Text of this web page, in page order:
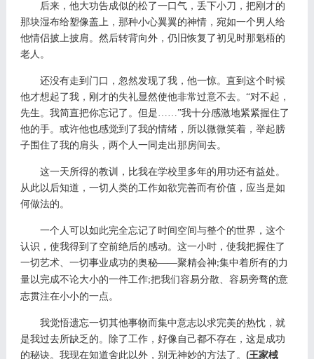
后来，他大功告成似的松了一口气，丢下小刀，把刚才的
那块湿布给塑像盖上，那种小心翼翼的神情，宛如一个男人给
他情侣披上披肩。然后转背向外，仍旧恢复了初见时那魁梧的
老人。
还没有走到门口，忽然发现了我，他一惊。直到这个时候
他才想起了我，刚才的失礼显然使他非常过意不去。 “对不起，
先生。我简直把你忘记了。但是……”我十分感激地紧紧握住了
他的手。或许他也感觉到了我的情绪，所以微微笑着，举起膀
子围住了我的肩头，两个人一同走出那房间去。
这一天所得的教训，比我在学校里多年的用功还有益处。
从此以后知道，一切人类的工作如欲完善而有价值，应当是如
何做法的。
一个人可以如此完全忘记了时间空间与整个的世界，这个
认识，使我得到了空前绝后的感动。这一小时，使我把握住了
一切艺术、一切事业成功的奥秘——聚精会神;集中着所有的力
量以完成不论大小的一件工作;把我们容易分散、容易旁骛的意
志贯注在小小的一点。
我觉悟遗忘一切其他事物而集中意志以求完美的热忱，就
是我过去所缺乏的。除了工作，好像自己都不存在，这是成功
的秘诀。我现在知道舍此以外，别无神妙的方法了。 (王家棫